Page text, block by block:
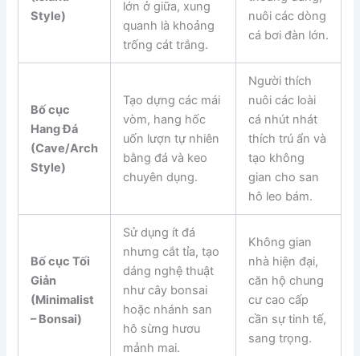
Style)
lớn ở giữa, xung
quanh là khoảng
trống cát trắng.
nuôi các dòng
cá bơi đàn lớn.
Bố cục
Hang Đá
(Cave/Arch
Style)
Tạo dựng các mái
vòm, hang hốc
uốn lượn tự nhiên
bằng đá và keo
chuyên dụng.
Người thích
nuôi các loài
cá nhút nhát
thích trú ẩn và
tạo không
gian cho san
hô leo bám.
Bố cục Tối
Giản
(Minimalist
– Bonsai)
Sử dụng ít đá
nhưng cắt tỉa, tạo
dáng nghệ thuật
như cây bonsai
hoặc nhánh san
hô sừng hươu
mảnh mai.
Không gian
nhà hiện đại,
căn hộ chung
cư cao cấp
cần sự tinh tế,
sang trọng.